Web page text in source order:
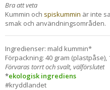
Bra att veta
Kummin och spiskummin är inte
smak och användningsområden.
Ingredienser: mald kummin*
Förpackning: 40 gram
Förvaras torrt och svalt, välförslutet
*ekologisk ingrediens
#kryddlandet